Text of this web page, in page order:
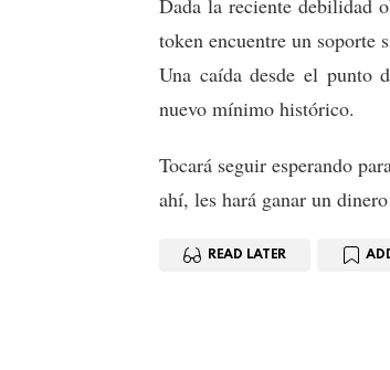
Dada la reciente debilidad
token encuentre un soporte
Una caída desde el punto
nuevo mínimo histórico.
Tocará seguir esperando
ahí, les hará ganar un
READ LATER